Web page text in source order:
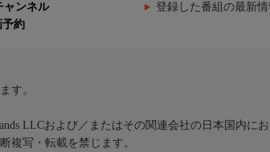
ャンネル 登録した番組の最新
予約
す。
LLCおよび／またはその関連会社の日本国内に
複写・転載を禁じます。